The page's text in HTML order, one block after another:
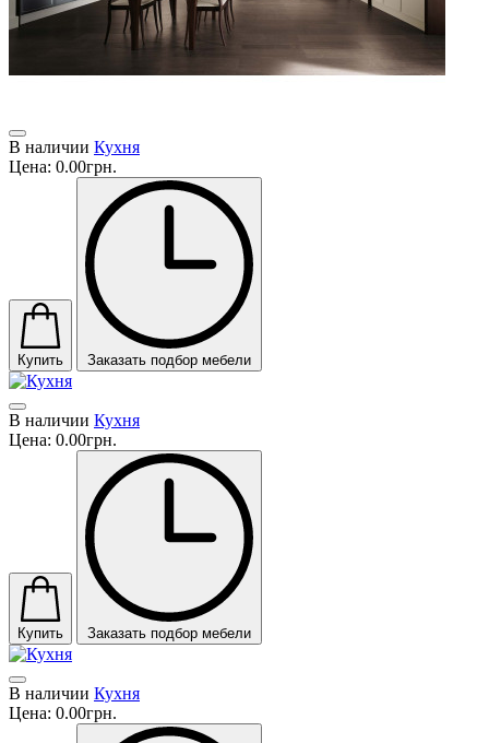
В наличии Кухня
Цена: 0.00грн.
Купить Заказать подбор мебели
В наличии Кухня
Цена: 0.00грн.
Купить Заказать подбор мебели
В наличии Кухня
Цена: 0.00грн.